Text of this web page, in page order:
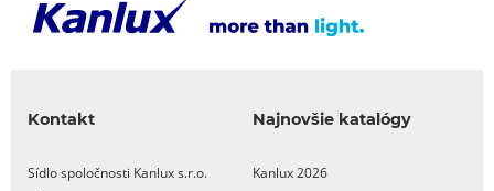
Kontakt
Sídlo spoločnosti Kanlux s.r.o.
Najnovšie katalógy
Kanlux 2026